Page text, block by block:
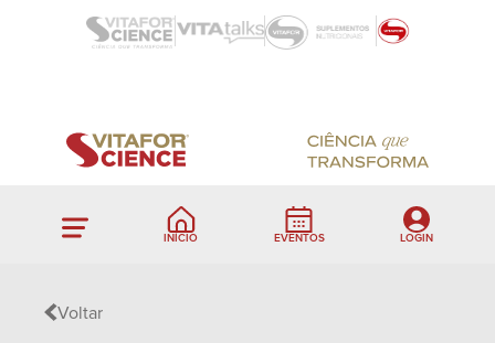
INÍCIO EVENTOS LOGIN
Voltar